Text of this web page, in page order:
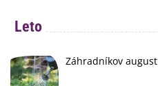
Leto
Záhradníkov august